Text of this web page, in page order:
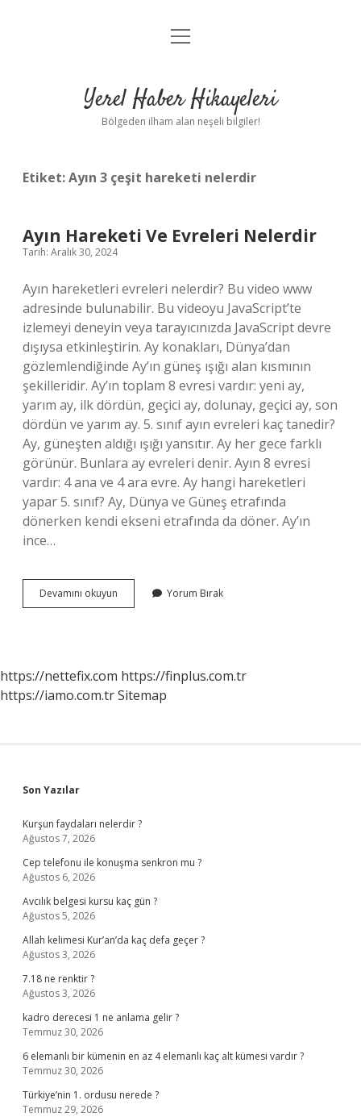
Anasayfa
Yasal Uyarı
menüyü
Yerel Haber Hikayeleri
Bölgeden ilham alan neşeli bilgiler!
Etiket:Ayın 3 çeşit hareketi nelerdir
Ayın Hareketi Ve Evreleri Nelerdir
Tarih: Aralık 30, 2024
Ayın hareketleri evreleri nelerdir? Bu video www
adresinde bulunabilir. Bu videoyu JavaScript’te
izlemeyi deneyin veya tarayıcınızda JavaScript devre
dışıysa etkinleştirin. Ay konakları, Dünya’dan
gözlemlendiğinde Ay’ın güneş ışığı alan kısmının
şekilleridir. Ay’ın toplam 8 evresi vardır: yeni ay,
yarım ay, ilk dördün, geçici ay, dolunay, geçici ay, son
dördün ve yarım ay. 5. sınıf ayın evreleri kaç tanedir?
Ay, güneşten aldığı ışığı yansıtır. Ay her gece farklı
görünür. Bunlara ay evreleri denir. Ayın 8 evresi
vardır: 4 ana ve 4 ara evre. Ay hangi hareketleri
yapar 5. sınıf? Ay, Dünya ve Güneş etrafında
dönerken kendi ekseni etrafında da döner. Ay’ın
ince…
Devamını okuyun
Hareketi
Yorum Bırak
https://nettefix.com https://finplus.com.tr
https://iamo.com.trSitemap
Sidebar
Son Yazılar
Kurşun faydaları nelerdir ?
Ağustos 7, 2026
Cep telefonu ile konuşma senkron mu ?
Ağustos 6, 2026
Avcılık belgesi kursu kaç gün ?
Ağustos 5, 2026
Allah kelimesi Kur’an’da kaç defa geçer ?
Ağustos 3, 2026
7.18 ne renktir ?
Ağustos 3, 2026
kadro derecesi 1 ne anlama gelir ?
Temmuz 30, 2026
6 elemanlı bir kümenin en az 4 elemanlı kaç alt kümesi vardır ?
Temmuz 30, 2026
Türkiye’nin 1. ordusu nerede ?
Temmuz 29, 2026